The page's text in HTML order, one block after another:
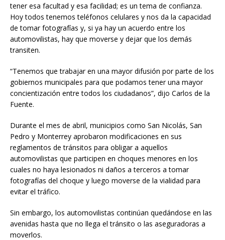
tener esa facultad y esa facilidad; es un tema de confianza.
Hoy todos tenemos teléfonos celulares y nos da la capacidad
de tomar fotografías y, si ya hay un acuerdo entre los
automovilistas, hay que moverse y dejar que los demás
transiten.
“Tenemos que trabajar en una mayor difusión por parte de los
gobiernos municipales para que podamos tener una mayor
concientización entre todos los ciudadanos”, dijo Carlos de la
Fuente.
Durante el mes de abril, municipios como San Nicolás, San
Pedro y Monterrey aprobaron modificaciones en sus
reglamentos de tránsitos para obligar a aquellos
automovilistas que participen en choques menores en los
cuales no haya lesionados ni daños a terceros a tomar
fotografías del choque y luego moverse de la vialidad para
evitar el tráfico.
Sin embargo, los automovilistas continúan quedándose en las
avenidas hasta que no llega el tránsito o las aseguradoras a
moverlos.